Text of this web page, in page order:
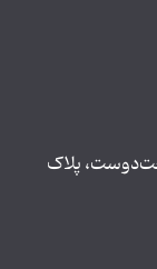
پلاک